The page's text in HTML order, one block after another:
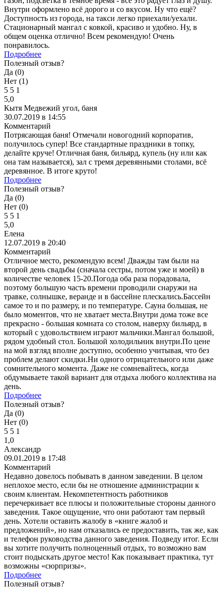
Внутри оформлено всё дорого и со вкусом. Ну что ещё?
Доступность из города, на такси легко приехали/уехали.
Стационарный мангал с ковкой, красиво и удобно. Ну, в
общем оценка отлично! Всем рекомендую! Очень
понравилось.
Подробнее
Полезный отзыв?
Да (0)
Нет (1)
5 5 1
5,0
Кытя Медвежий угол, баня
30.07.2019 в 14:55
Комментарий
Потрясающая баня! Отмечали новогодний корпоратив,
получилось супер! Все стандартные праздники в топку,
делайте круче! Отличная баня, бильярд, купель (ну или как
она там называется), зал с тремя деревянными столами, всё
деревянное. В итоге круто!
Подробнее
Полезный отзыв?
Да (0)
Нет (0)
5 5 1
5,0
Елена
12.07.2019 в 20:40
Комментарий
Отличное место, рекомендую всем! Дважды там были на
второй день свадьбы (сначала сестры, потом уже и моей) в
количестве человек 15-20.Погода оба раза порадовала,
поэтому большую часть времени проводили снаружи на
травке, солнышке, веранде и в бассейне плескались.Бассейн
самое то и по размеру, и по температуре. Сауна большая, не
было моментов, что не хватает места.Внутри дома тоже все
прекрасно - большая комната со столом, наверху бильярд, в
который с удовольствием играют мальчики.Мангал большой,
рядом удобный стол. Большой холодильник внутри.По цене
на мой взгляд вполне доступно, особенно учитывая, что без
проблем делают скидки.Ни одного отрицательного или даже
сомнительного момента. Даже не сомневайтесь, когда
обдумываете такой вариант для отдыха любого коллектива на
день.
Подробнее
Полезный отзыв?
Да (0)
Нет (0)
5 5 1
1,0
Александр
09.01.2019 в 17:48
Комментарий
Недавно довелось побывать в данном заведении. В целом
неплохое место, если бы не отношение администрации к
своим клиентам. Некомпетентность работников
перечеркивает все плюсы и положительные стороны данного
заведения. Такое ощущение, что они работают там первый
день. Хотели оставить жалобу в «книге жалоб и
предложений», но нам отказались ее предоставить, так же, как
и телефон руководства данного заведения. Подведу итог. Если
вы хотите получить полноценный отдых, то возможно вам
стоит подыскать другое место! Как показывает практика, тут
возможны «сюрпризы».
Подробнее
Полезный отзыв?